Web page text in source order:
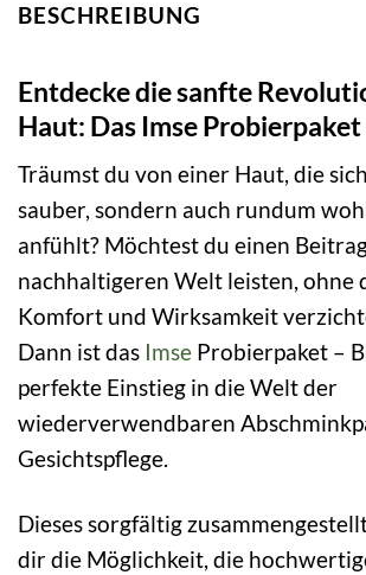
BESCHREIBUNG
Entdecke die sanfte
Haut: Das Imse
Träumst du von einer Haut, die
sauber, sondern auch rundum
anfühlt? Möchtest du einen
nachhaltigeren Welt leisten, ohne
Komfort und Wirksamkeit
Dann ist das Imse Probierpaket –
perfekte Einstieg in die Welt der
wiederverwendbaren
Gesichtspflege.
Dieses sorgfältig
dir die Möglichkeit, die